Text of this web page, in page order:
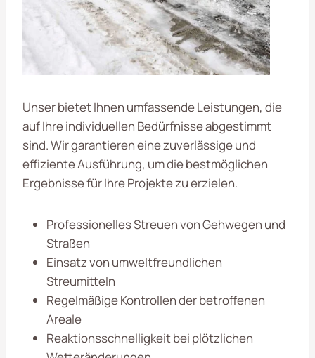
Unser bietet Ihnen umfassende Leistungen, die
auf Ihre individuellen Bedürfnisse abgestimmt
sind. Wir garantieren eine zuverlässige und
effiziente Ausführung, um die bestmöglichen
Ergebnisse für Ihre Projekte zu erzielen.
Professionelles Streuen von Gehwegen und
Straßen
Einsatz von umweltfreundlichen
Streumitteln
Regelmäßige Kontrollen der betroffenen
Areale
Reaktionsschnelligkeit bei plötzlichen